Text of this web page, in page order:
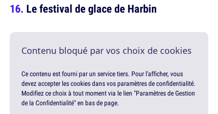
Le festival de glace de Harbin
Contenu bloqué par vos choix de cookies
Ce contenu est fourni par un service tiers. Pour l'afficher, vous
devez accepter les cookies dans vos paramètres de confidentialité.
Modifiez ce choix à tout moment via le lien "Paramètres de Gestion
de la Confidentialité" en bas de page.